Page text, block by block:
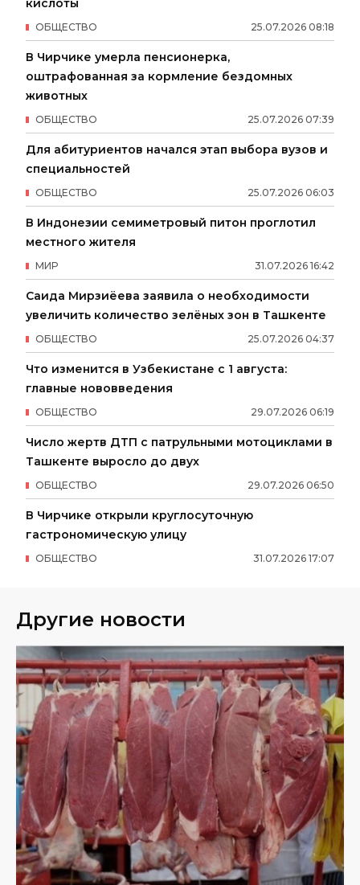
кислоты
25.07.2026 08:18
ОБЩЕСТВО
В Чирчике умерла пенсионерка,
оштрафованная за кормление бездомных
животных
25.07.2026 07:39
ОБЩЕСТВО
Для абитуриентов начался этап выбора вузов и
специальностей
25.07.2026 06:03
ОБЩЕСТВО
В Индонезии семиметровый питон проглотил
местного жителя
31.07.2026 16:42
МИР
Саида Мирзиёева заявила о необходимости
увеличить количество зелёных зон в Ташкенте
25.07.2026 04:37
ОБЩЕСТВО
Что изменится в Узбекистане с 1 августа:
главные нововведения
29.07.2026 06:19
ОБЩЕСТВО
Число жертв ДТП с патрульными мотоциклами в
Ташкенте выросло до двух
29.07.2026 06:50
ОБЩЕСТВО
В Чирчике открыли круглосуточную
гастрономическую улицу
31.07.2026 17:07
ОБЩЕСТВО
Другие новости